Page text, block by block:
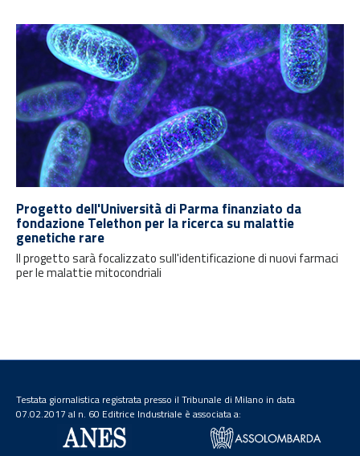
Progetto dell'Università di Parma finanziato da
fondazione Telethon per la ricerca su malattie
genetiche rare
Il progetto sarà focalizzato sull'identificazione di nuovi farmaci
per le malattie mitocondriali
Testata giornalistica registrata presso il Tribunale di Milano in data
07.02.2017 al n. 60 Editrice Industriale è associata a: